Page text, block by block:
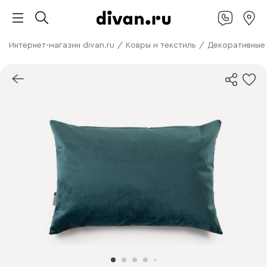
Интернет-магазин divan.ru / Ковры и текстиль /